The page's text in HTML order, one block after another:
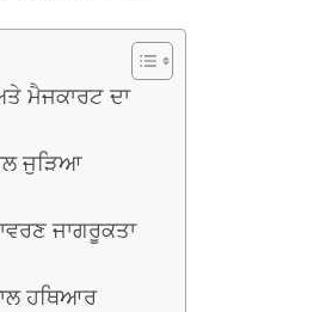
ਮੈਜਕਾਰਟ ਦਾ
ਜੁੜਿਆ
ਜਾਗਰੂਕਤਾ
ਹਥਿਆਰ